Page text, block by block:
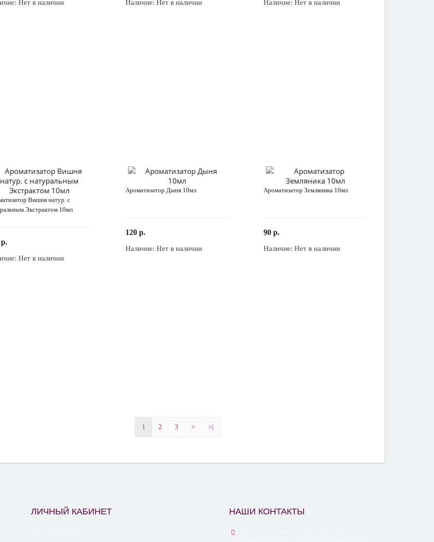
Закончился
Нет в наличии Закончился
Наличие: Нет в наличии Закончился
Наличие: Нет в наличии
Вишня натур. с
Экстрактом 10мл
р.
Закончился
Нет в наличии
Ароматизатор Дыня 10мл
120 р.
Закончился
Наличие: Нет в наличии
Ароматизатор Земляника 10мл
90 р.
Закончился
Наличие: Нет в наличии
1 2 3 > >|
ЛИЧНЫЙ КАБИНЕТ НАШИ КОНТАКТЫ